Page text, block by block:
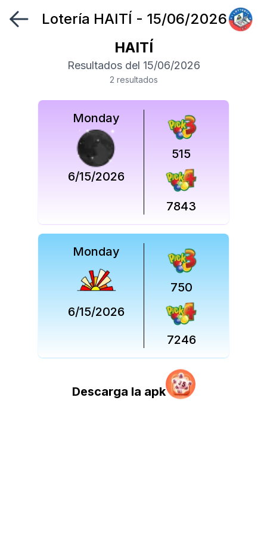
SíguenosLotería HAITÍ - 15/06/2026
HAITÍ
Resultados del 15/06/2026
2 resultados
Monday
6/15/2026
515
7843
Monday
6/15/2026
750
7246
Descarga la apk